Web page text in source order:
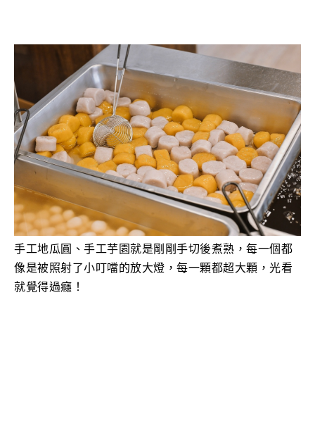
手工地瓜圓、 手工芋園就是剛剛手切後煮熟，每一個都
像是被照射了小叮噹的放大燈，每一顆都超大顆，光看
就覺得過癮！